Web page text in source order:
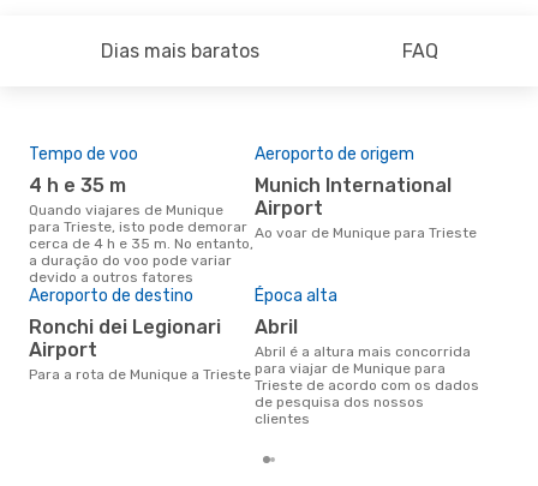
Dias mais baratos FAQ
Tempo de voo
4 h e 35 m
Quando viajares de Munique
para Trieste, isto pode demorar
cerca de 4 h e 35 m. No entanto,
a duração do voo pode variar
devido a outros fatores
Aeroporto de origem
Munich International
Airport
Ao voar de Munique para Trieste
Aeroporto de destino
Ronchi dei Legionari
Airport
Para a rota de Munique a Trieste
Época alta
abril
abril é a altura mais concorrida
para viajar de Munique para
Trieste de acordo com os dados
de pesquisa dos nossos
clientes